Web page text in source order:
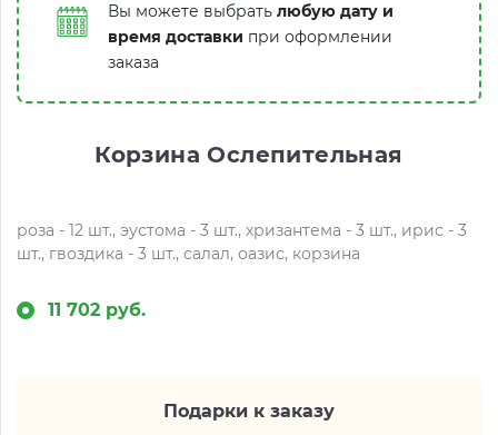
Вы можете выбрать любую дату и
время доставки при оформлении
заказа
Корзина Ослепительная
роза - 12 шт., эустома - 3 шт., хризантема - 3 шт., ирис - 3
шт., гвоздика - 3 шт., салал, оазис, корзина
11 702 руб.
Подарки к заказу